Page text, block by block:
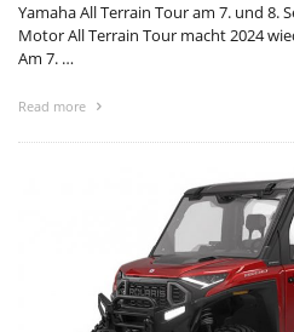
Yamaha All Terrain Tour am 7. und 8.
Motor All Terrain Tour macht 2024
Am 7. …
Read more